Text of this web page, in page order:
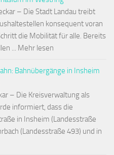
– Die Stadt Landau treibt
konsequent voran
die Mobilität für alle. Bereits
... Mehr lesen
Bahnübergänge in Insheim
– Die Kreisverwaltung als
informiert, dass die
in Insheim (Landesstraße
(Landesstraße 493) und in